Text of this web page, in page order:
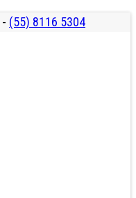
- (55) 8116 5304